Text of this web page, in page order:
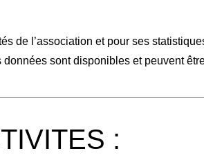
de l’association et pour ses
sont disponibles et peuvent
: